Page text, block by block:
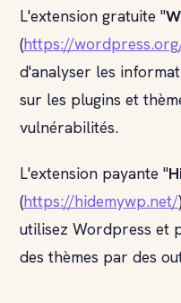
L'extension gratuite "
(https://
d'analyser les
sur les plugins et
vulnérabilités.
L'extension payante "
(https://hidemywp.net/
utilisez Wordpress et
des thèmes par des